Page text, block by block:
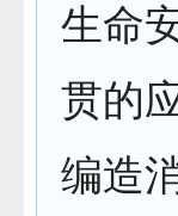
生命
贯的
编造